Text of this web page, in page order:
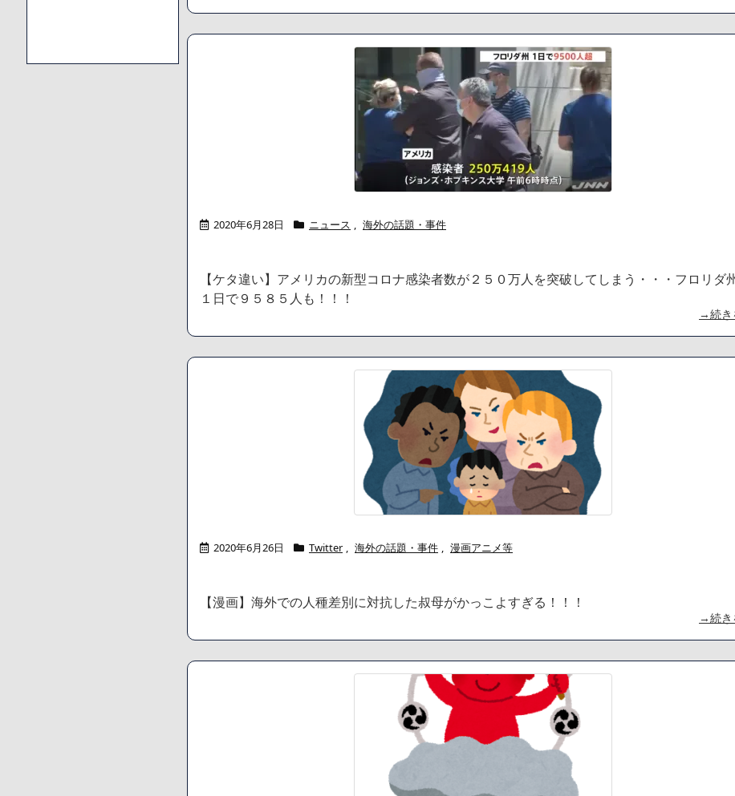
2020年6月28日 ニュース , 海外の話題・事件
【ケタ違い】アメリカの新型コロナ感染者数が２５０万人を突破してしまう・・・フロリダ
１日で９５８５人も！！！
→続き
2020年6月26日 Twitter , 海外の話題・事件 , 漫画アニメ等
【漫画】海外での人種差別に対抗した叔母がかっこよすぎる！！！
→続き